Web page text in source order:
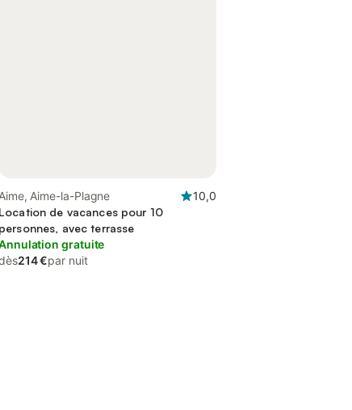
Aime, Aime-la-Plagne
10,0
Location de vacances pour 10
personnes, avec terrasse
gratuite
214 €par nuit